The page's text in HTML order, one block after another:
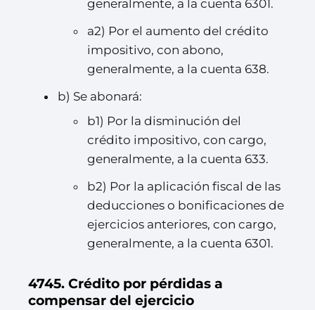
generalmente, a la cuenta 6301.
a2) Por el aumento del crédito
impositivo, con abono,
generalmente, a la cuenta 638.
b) Se abonará:
b1) Por la disminución del
crédito impositivo, con cargo,
generalmente, a la cuenta 633.
b2) Por la aplicación fiscal de las
deducciones o bonificaciones de
ejercicios anteriores, con cargo,
generalmente, a la cuenta 6301.
4745. Crédito por pérdidas a
compensar del ejercicio